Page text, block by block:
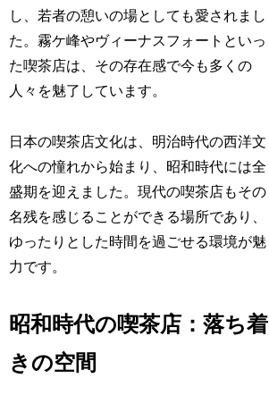
し、若者の憩いの場としても愛されまし
た。霧ケ峰やヴィーナスフォートといっ
た喫茶店は、その存在感で今も多くの
人々を魅了しています。
日本の喫茶店文化は、明治時代の西洋文
化への憧れから始まり、昭和時代には全
盛期を迎えました。現代の喫茶店もその
名残を感じることができる場所であり、
ゆったりとした時間を過ごせる環境が魅
力です。
昭和時代の喫茶店：落ち着
きの空間